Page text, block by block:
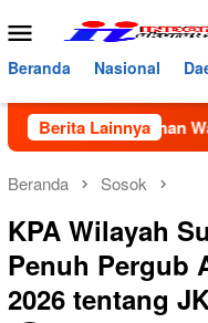
ke
konten
Menu
Mobile
Beranda Nasional
Berita Lainnya
Pemilihan Wali Nagari
Beranda Sosok
KPA Wilayah
Penuh Pergub
2026 tentang